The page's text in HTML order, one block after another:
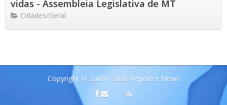
vidas - Assembleia Legislativa de MT
Cidades/Geral
Copyright © 2008 / 2026 Repórter News